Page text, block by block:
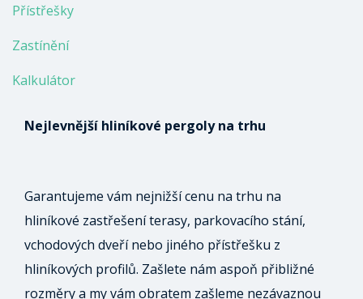
Přístřešky
Zastínění
Kalkulátor
Nejlevnější hliníkové pergoly na trhu
Garantujeme vám nejnižší cenu na trhu na
hliníkové zastřešení terasy, parkovacího stání,
vchodových dveří nebo jiného přístřešku z
hliníkových profilů. Zašlete nám aspoň přibližné
rozměry a my vám obratem zašleme nezávaznou